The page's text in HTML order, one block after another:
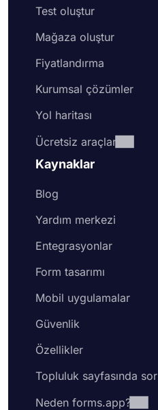
Test oluştur
Mağaza oluştur
Fiyatlandırma
Kurumsal çözümler
Yol haritası
Ücretsiz araçlar
Kaynaklar
Blog
Yardım merkezi
Entegrasyonlar
Form tasarımı
Mobil uygulamalar
Güvenlik
Özellikler
Topluluk sayfasında sor
Neden forms.app?